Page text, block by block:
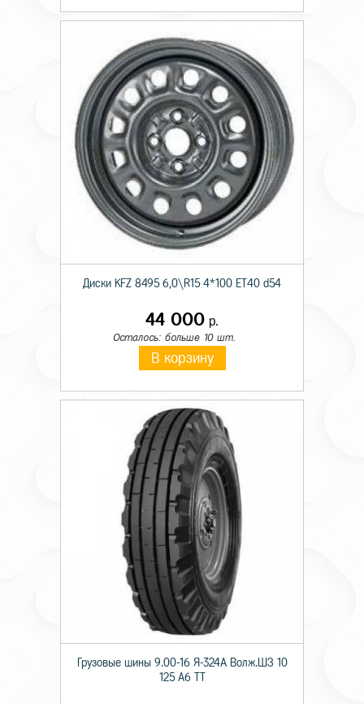
Диски KFZ 8495 6,0\R15 4*100 ET40 d54
44 000 р.
Осталось: больше 10 шт.
В корзину
Грузовые шины 9.00-16 Я-324А Волж.ШЗ 10
125 A6 TT